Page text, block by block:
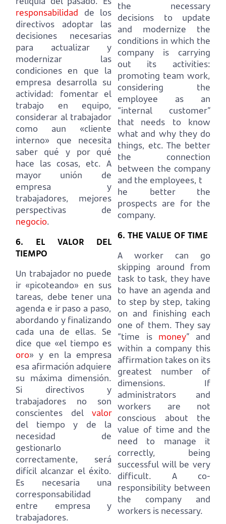
responsabilidad de los
directivos adoptar las
decisiones necesarias
para actualizar y
modernizar las
condiciones en que la
empresa desarrolla su
actividad:
fomentar el
trabajo en equipo,
considerar al trabajador
como aun «cliente
interno» que necesita
saber qué y por qué
hace las cosas, etc. A
mayor unión de
empresa y
trabajadores, mejores
perspectivas de
negocio.
6. EL VALOR DEL
TIEMPO
Un trabajador no puede
ir «picoteando» en sus
tareas, debe tener una
agenda e ir paso a paso,
abordando y finalizando
cada una de ellas. Se
dice que «el tiempo es
oro» y en la empresa
esa afirmación adquiere
su máxima dimensión.
Si directivos y
trabajadores no son
conscientes del valor
del tiempo y de la
necesidad de
gestionarlo
correctamente, será
difícil alcanzar el éxito.
Es necesaria una
corresponsabilidad
entre empresa y
trabajadores.
the necessary
decisions to update
and modernize the
conditions in which the
company is carrying
out its activities:
promoting team work,
considering the
employee as an
“internal customer”
that needs to know
what and why they do
things, etc. The better
the connection
between the company
and the employees, t
he better the
prospects are for the
company.
6. THE VALUE OF TIME
A worker can go
skipping around from
task to task, they have
to have an agenda and
to step by step, taking
on and finishing each
one of them. They say
“time is money” and
within a company this
affirmation takes on its
greatest number of
dimensions.
If
administrators and
workers are not
conscious about the
value of time and the
need to manage it
correctly, being
successful will be very
difficult.
A co-
responsibility between
the company and
workers is necessary.